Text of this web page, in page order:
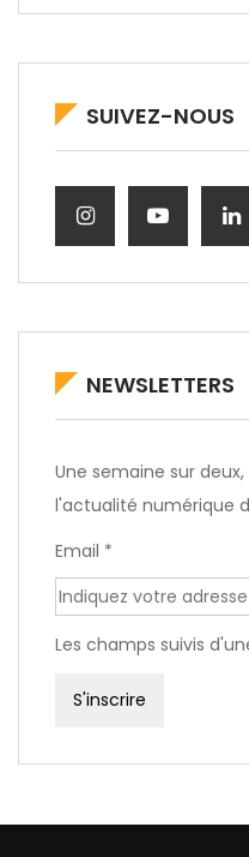
SUIVEZ-NOUS
NEWSLETTERS
Une semaine sur
l'actualité numérique
Email *
Les champs suivis